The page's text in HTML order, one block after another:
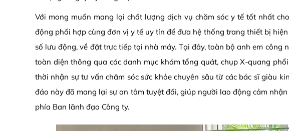
Với mong muốn mang lại chất lượng dịch vụ chăm sóc y tế tốt nhất
động phối hợp cùng đơn vị y tế uy tín để đưa hệ thống trang thiết bị
số lưu động, về đặt trực tiếp tại nhà máy. Tại đây, toàn bộ anh em công
toàn diện thông qua các danh mục khám tổng quát, chụp X-quang
thời nhận sự tư vấn chăm sóc sức khỏe chuyên sâu từ các bác sĩ giàu
đáo này đã mang lại sự an tâm tuyệt đối, giúp người lao động cảm
phía Ban lãnh đạo Công ty.